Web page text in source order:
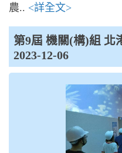
農.. <詳全文>
第9屆 機關(構)組 北
2023-12-06